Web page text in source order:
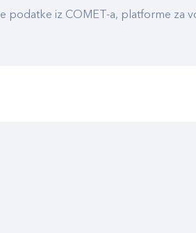
podatke iz COMET-a, platforme za